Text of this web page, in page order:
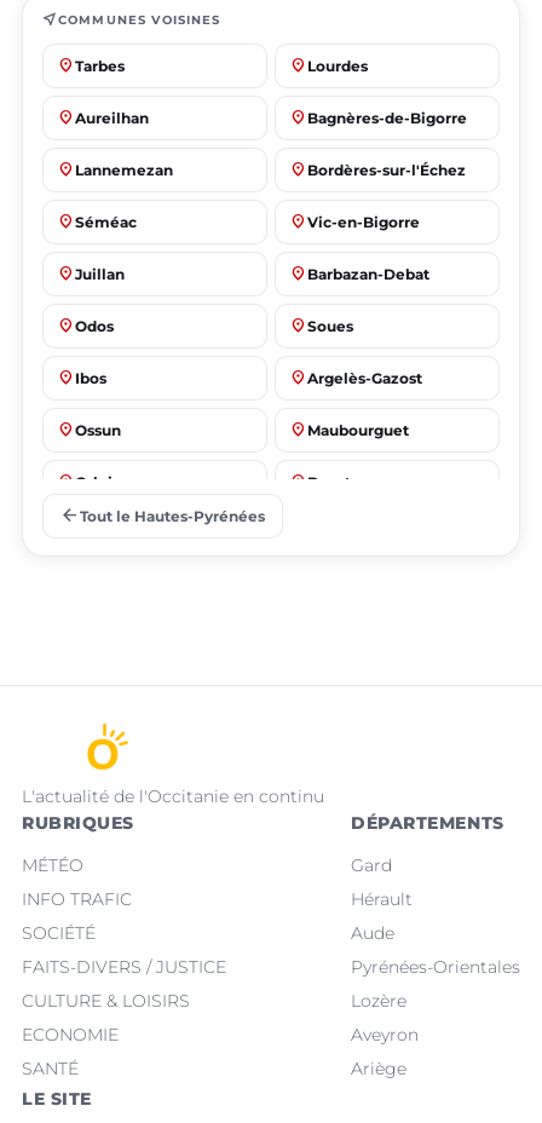
near_meCOMMUNES VOISINES
place Tarbes place Lourdes
place Aureilhan place Bagnères-de-Bigorre
place Lannemezan place Bordères-sur-l'Échez
place Séméac place Vic-en-Bigorre
place Juillan place Barbazan-Debat
place Odos place Soues
place Ibos place Argelès-Gazost
place Ossun place Maubourguet
place Orleix place Bazet
arrow_back Tout le Hautes-Pyrénées
L'actualité de l'Occitanie en continu
RUBRIQUES
MÉTÉO
INFO TRAFIC
SOCIÉTÉ
FAITS-DIVERS / JUSTICE
CULTURE & LOISIRS
ECONOMIE
SANTÉ
DÉPARTEMENTS
Gard
Hérault
Aude
Pyrénées-Orientales
Lozère
Aveyron
Ariège
LE SITE